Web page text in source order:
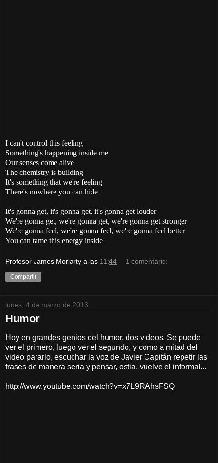
I can't control this feeling
Something's happening inside me
Our senses come alive
The chemistry is building
It's something that we're feeling
There's nowhere you can hide
It's gonna get, it's gonna get, it's gonna get louder
We're gonna get, we're gonna get, we're gonna get stronger
We're gonna feel, we're gonna feel, we're gonna feel better
You can tame this energy inside
Profesor James Moriarty a las 11:44 1 comentario:
Compartir
lunes, 4 de marzo de 2013
Humor
Hoy en grandes genios del humor, dos videos. Se puede
ver el primero, luego ver el segundo, y como a mitad del
video pararlo, escuchar la voz de Javier Capitán repetir las
frases de manera seria y pensar, ostia, vuelve el informal...
http://www.youtube.com/watch?v=x7L9RAhsFSQ